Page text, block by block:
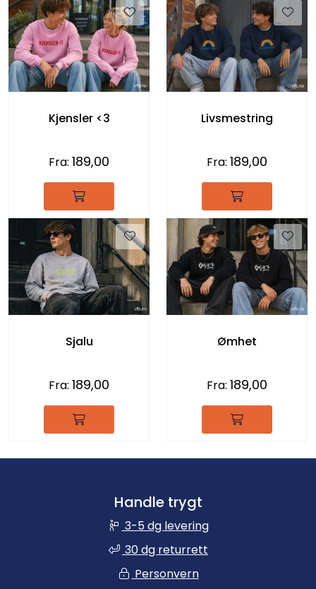
Kjensler <3
Fra: 189,00
Livsmestring
Fra: 189,00
Sjalu
Fra: 189,00
Ømhet
Fra: 189,00
Handle trygt
3-5 dg levering
30 dg returrett
Personvern